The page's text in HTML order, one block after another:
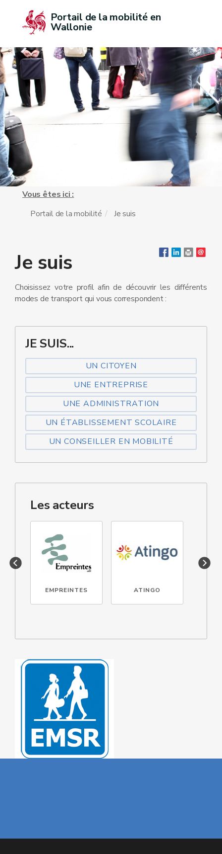
Portail de la mobilité en
Wallonie
Vous êtes ici :
Portail de la mobilité
Je suis
Je suis
Choisissez votre profil afin de découvrir les différents
modes de transport qui vous correspondent :
JE SUIS...
UN CITOYEN
UNE ENTREPRISE
UNE ADMINISTRATION
UN ÉTABLISSEMENT SCOLAIRE
UN CONSEILLER EN MOBILITÉ
Les acteurs
EMPREINTES ATINGO